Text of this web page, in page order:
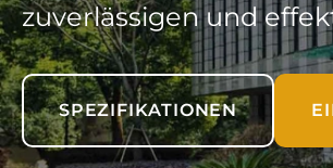
zuverlässigen und
SPEZIFIKATIONEN